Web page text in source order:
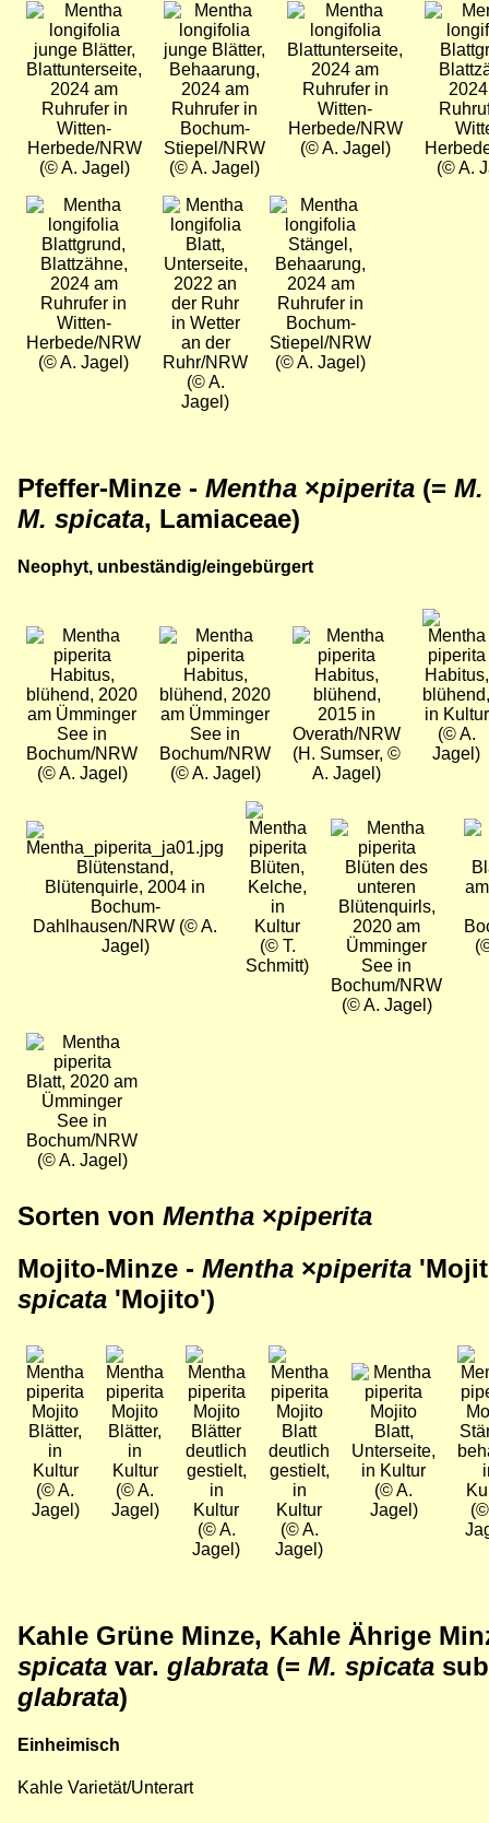
Bild
junge Blätter,
Blattunterseite,
2024 am
Ruhrufer in
Witten-
Herbede/NRW
(© A. Jagel)
Bild
junge Blätter,
Behaarung,
2024 am
Ruhrufer in
Bochum-
Stiepel/NRW
(© A. Jagel)
Bild
Blattunterseite,
2024 am
Ruhrufer in
Witten-
Herbede/NRW
(© A. Jagel)
Bild
(© A.
Bild
Blattgrund,
Blattzähne,
2024 am
Ruhrufer in
Witten-
Herbede/NRW
(© A. Jagel)
Bild
Blatt,
Unterseite,
2022 an
der Ruhr
in Wetter
an der
Ruhr/NRW
(© A.
Jagel)
Bild
Stängel,
Behaarung,
2024 am
Ruhrufer in
Bochum-
Stiepel/NRW
(© A. Jagel)
Pfeffer-Minze - Mentha ×piperita (=
M. spicata, Lamiaceae)
Neophyt, unbeständig/eingebürgert
Bild
Habitus,
blühend, 2020
am Ümminger
See in
Bochum/NRW
(© A. Jagel)
Bild
Habitus,
blühend, 2020
am Ümminger
See in
Bochum/NRW
(© A. Jagel)
Bild
Habitus,
blühend,
2015 in
Overath/NRW
(H. Sumser, ©
A. Jagel)
Bild
Habitus,
blühend,
in Kultur
(© A.
Jagel)
Bild
Blütenstand,
Blütenquirle, 2004 in
Bochum-
Dahlhausen/NRW (© A.
Jagel)
Bild
Blüten,
Kelche,
in
Kultur
(© T.
Schmitt)
Bild
Blüten des
unteren
Blütenquirls,
2020 am
Ümminger
See in
Bochum/NRW
(© A. Jagel)
Bild
Blatt, 2020 am
Ümminger
See in
Bochum/NRW
(© A. Jagel)
Sorten von Mentha ×piperita
Mojito-Minze - Mentha ×piperita
spicata 'Mojito')
Bild
Blätter,
in
Kultur
(© A.
Jagel)
Bild
Blätter,
in
Kultur
(© A.
Jagel)
Bild
Blätter
deutlich
gestielt,
in
Kultur
(© A.
Jagel)
Bild
Blatt
deutlich
gestielt,
in
Kultur
(© A.
Jagel)
Bild
Blatt,
Unterseite,
in Kultur
(© A.
Jagel)
Bild
Kahle Grüne Minze, Kahle Ährige
spicata var. glabrata (= M. spicata
glabrata)
Einheimisch
Kahle Varietät/Unterart